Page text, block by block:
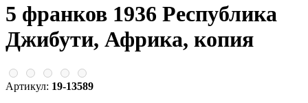
5 франков 1936 Республика
Джибути, Африка, копия
Артикул: 19-13589